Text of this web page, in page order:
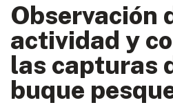
Observación
actividad y
las capturas
buque